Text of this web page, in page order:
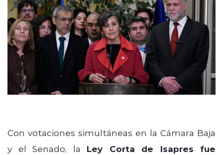
Con votaciones simultáneas en la Cámara Baja
y el Senado, la Ley Corta de Isapres fue